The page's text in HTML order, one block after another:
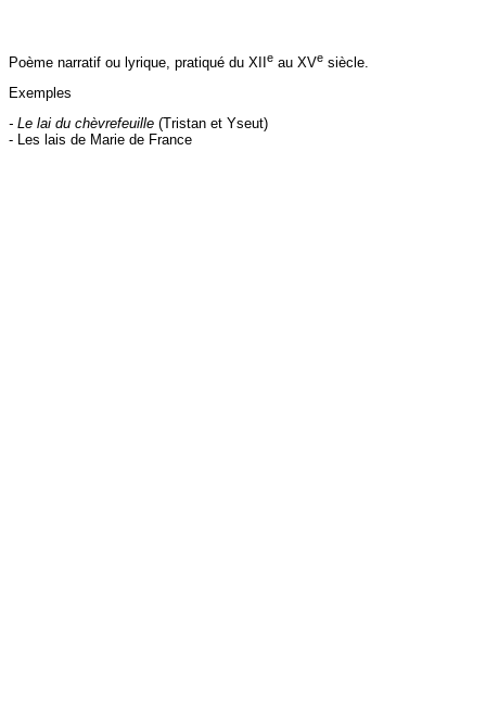
Poème narratif ou lyrique, pratiqué du XII e au XVe siècle.
Exemples
- Le lai du chèvrefeuille (Tristan et Yseut)
- Les lais de Marie de France